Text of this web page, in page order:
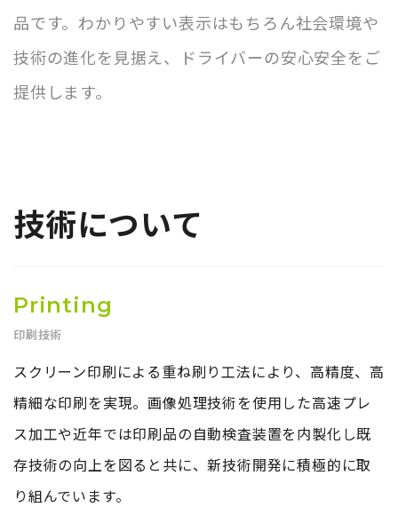
品です。わかりやすい表示はもちろん社会環境や
技術の進化を見据え、ドライバーの安心安全をご
提供します。
技術について
Printing
印刷技術
スクリーン印刷による重ね刷り工法により、高精度、高
精細な印刷を実現。画像処理技術を使用した高速プレ
ス加工や近年では印刷品の自動検査装置を内製化し既
存技術の向上を図ると共に、新技術開発に積極的に取
り組んでいます。